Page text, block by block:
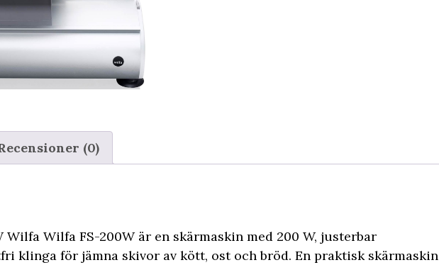
(0)
Wilfa Wilfa FS-200W är en skärmaskin med 200 W, justerbar
klinga för jämna skivor av kött, ost och bröd. En praktisk skärmaskin